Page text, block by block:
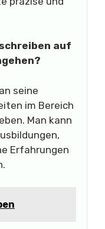
auf
seine
im Bereich
Man kann
Erfahrungen